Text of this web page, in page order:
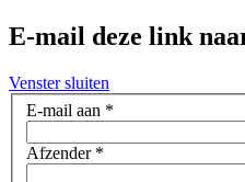
E-mail deze link
Venster sluiten
E-mail aan *
Afzender*